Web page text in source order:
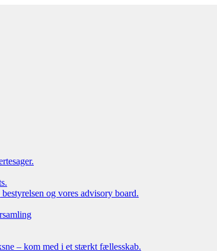
og vores advisory board.
– kom med i et stærkt fællesskab.